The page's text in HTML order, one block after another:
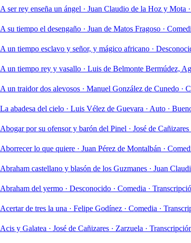
A ser rey enseña un ángel · Juan Claudio de la Hoz y Mota ·
A su tiempo el desengaño · Juan de Matos Fragoso ·
A un tiempo esclavo y señor, y mágico africano ·
A un tiempo rey y vasallo · Luis de Belmonte Bermúdez,
A un traidor dos alevosos · Manuel González de Cunedo ·
La abadesa del cielo · Luis Vélez de Guevara · Auto ·
Abogar por su ofensor y barón del Pinel · José de Cañizares
Aborrecer lo que quiere · Juan Pérez de Montalbán ·
Abraham castellano y blasón de los Guzmanes · Juan
Abraham del yermo · Desconocido · Comedia ·
Acertar de tres la una · Felipe Godínez · Comedia ·
Acis y Galatea · José de Cañizares · Zarzuela ·